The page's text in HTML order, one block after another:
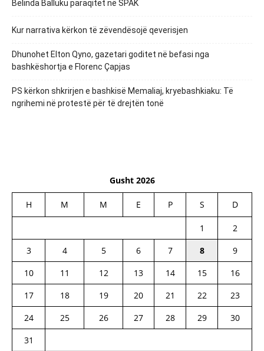
Belinda Balluku paraqitet në SPAK
Kur narrativa kërkon të zëvendësojë qeverisjen
Dhunohet Elton Qyno, gazetari goditet në befasi nga
bashkëshortja e Florenc Çapjas
PS kërkon shkrirjen e bashkisë Memaliaj, kryebashkiaku: Të
ngrihemi në protestë për të drejtën tonë
Gusht 2026
H M M E P S D
1
2
3
4 5 6 7 8
9
10
11 12 13 14 15
16
17
18 19 20 21 22
23
24
25 26 27 28 29
30
31